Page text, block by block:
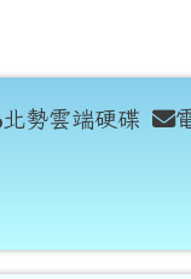
北勢雲端硬碟